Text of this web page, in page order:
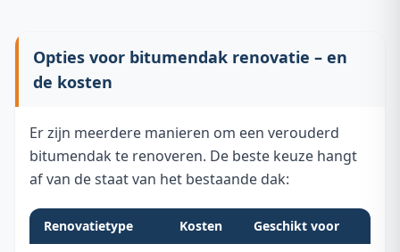
Opties voor bitumendak renovatie – en
de kosten
Er zijn meerdere manieren om een verouderd
bitumendak te renoveren. De beste keuze hangt
af van de staat van het bestaande dak:
Renovatietype Kosten Geschikt voor